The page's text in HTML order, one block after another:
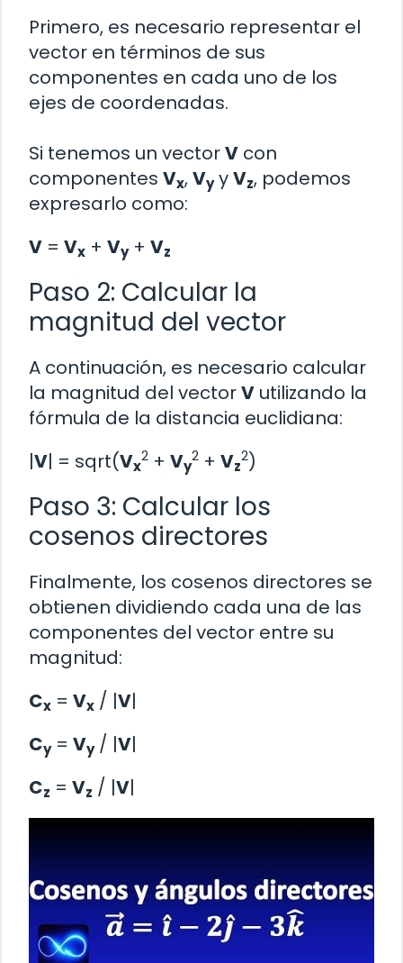
Primero, es necesario representar el
vector en términos de sus
componentes en cada uno de los
ejes de coordenadas.
Si tenemos un vectorV con
componentes Vx,VyyVz, podemos
expresarlo como:
V = Vx + Vy+ Vz
Paso 2: Calcular la
magnitud del vector
A continuación, es necesario calcular
la magnitud del vectorV utilizando la
fórmula de la distancia euclidiana:
|V| = sqrt(Vx
2 + Vy
2 + Vz
2)
Paso 3: Calcular los
cosenos directores
Finalmente, los cosenos directores se
obtienen dividiendo cada una de las
componentes del vector entre su
magnitud:
Cx = Vx / |V|
Cy= Vy/ |V|
Cz = Vz / |V|